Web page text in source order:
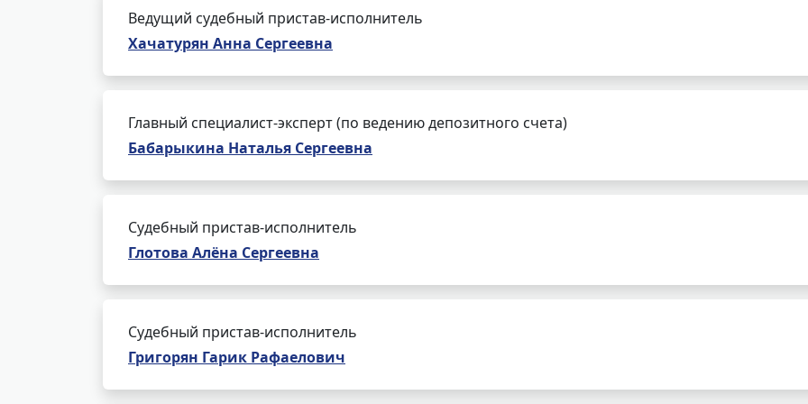
Ведущий судебный пристав-исполнитель
Хачатурян Анна Сергеевна
Главный специалист-эксперт (по ведению депозитного счета)
Бабарыкина Наталья Сергеевна
Судебный пристав-исполнитель
Глотова Алёна Сергеевна
Судебный пристав-исполнитель
Григорян Гарик Рафаелович